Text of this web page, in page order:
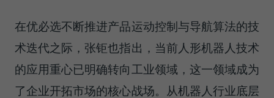
在优必选不断推进产品运动控制与导航算法的技
术迭代之际，张钜也指出，当前人形机器人技术
的应用重心已明确转向工业领域，这一领域成为
了企业开拓市场的核心战场。从机器人行业底层